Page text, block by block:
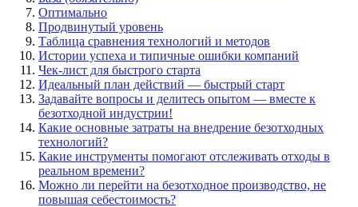
Оптимально
Продвинутый уровень
Таблица сравнения технологий и методов
Истории успеха и типичные ошибки компаний
Чек-лист для быстрого старта
Идеальный план действий — быстрый старт
Задавайте вопросы и делитесь опытом — вместе к
безотходной индустрии!
Какие основные затраты на внедрение безотходных
технологий?
Какие инструменты помогают отслеживать отходы в
реальном времени?
Можно ли перейти на безотходное производство, не
повышая себестоимость?